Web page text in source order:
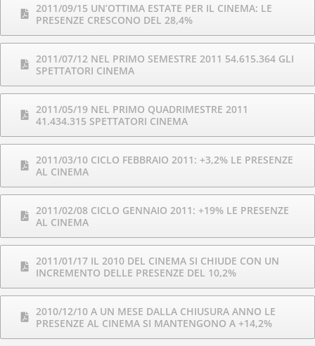
2011/09/15 UN’OTTIMA ESTATE PER IL CINEMA: LE
PRESENZE CRESCONO DEL 28,4%
2011/07/12 NEL PRIMO SEMESTRE 2011 54.615.364 GLI
SPETTATORI CINEMA
2011/05/19 NEL PRIMO QUADRIMESTRE 2011
41.434.315 SPETTATORI CINEMA
2011/03/10 CICLO FEBBRAIO 2011: +3,2% LE PRESENZE
AL CINEMA
2011/02/08 CICLO GENNAIO 2011: +19% LE PRESENZE
AL CINEMA
2011/01/17 IL 2010 DEL CINEMA SI CHIUDE CON UN
INCREMENTO DELLE PRESENZE DEL 10,2%
2010/12/10 A UN MESE DALLA CHIUSURA ANNO LE
PRESENZE AL CINEMA SI MANTENGONO A +14,2%